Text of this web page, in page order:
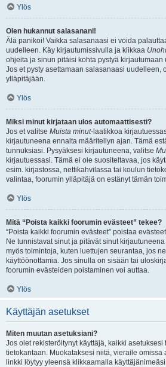
Ylös
Olen hukannut salasanani!
Älä panikoi! Vaikka salasanaasi ei voida
uudelleen. Käy kirjautumissivulla ja klikkaa
ohjeita ja sinun pitäisi kohta pystyä kirjautumaan
Jos et pysty asettamaan salasanaasi uudelleen,
ylläpitäjään.
Ylös
Miksi minut kirjataan ulos automaattisesti?
Jos et valitse Muista minut-laatikkoa
kirjautuneena ennalta määritellyn ajan. Tämä
tunnuksiasi. Pysyäksesi kirjautuneena, valitse
kirjautuessasi. Tämä ei ole suositeltavaa, jos
esim. kirjastossa, nettikahvilassa tai koulun
valintaa, foorumin ylläpitäjä on estänyt tämän
Ylös
Mitä “Poista kaikki foorumin evästeet” tekee?
“Poista kaikki foorumin evästeet” poistaa
Ne tunnistavat sinut ja pitävät sinut
myös toimintoja, kuten luettujen seurantaa, jos
käyttöönottamia. Jos sinulla on sisään tai
foorumin evästeiden poistaminen voi auttaa.
Ylös
Käyttäjän asetukset
Miten muutan asetuksiani?
Jos olet rekisteröitynyt käyttäjä, kaikki
tietokantaan. Muokataksesi niitä, vieraile omissa
linkki löytyy yleensä klikkaamalla